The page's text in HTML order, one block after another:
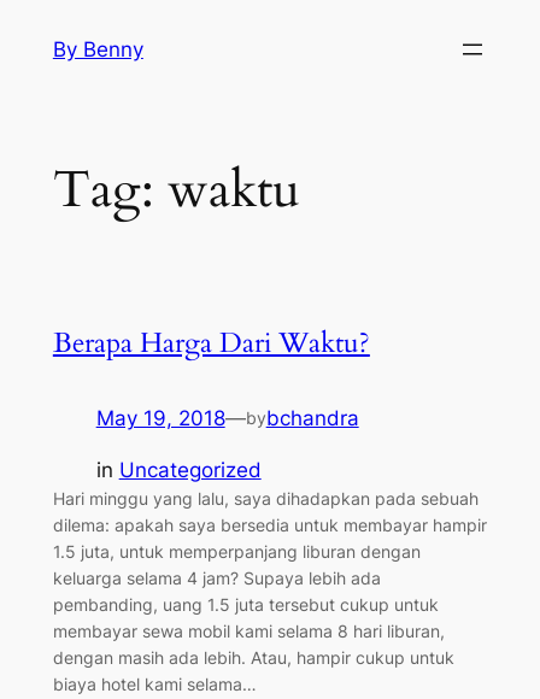
By Benny
Tag: waktu
Berapa Harga Dari Waktu?
May 19, 2018—bybchandra
in Uncategorized
Hari minggu yang lalu, saya dihadapkan pada sebuah
dilema: apakah saya bersedia untuk membayar hampir
1.5 juta, untuk memperpanjang liburan dengan
keluarga selama 4 jam? Supaya lebih ada
pembanding, uang 1.5 juta tersebut cukup untuk
membayar sewa mobil kami selama 8 hari liburan,
dengan masih ada lebih. Atau, hampir cukup untuk
biaya hotel kami selama…